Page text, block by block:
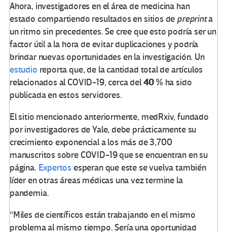
Ahora, investigadores en el área de medicina han
estado compartiendo resultados en sitios de preprinta
un ritmo sin precedentes. Se cree que esto podría ser un
factor útil a la hora de evitar duplicaciones y podría
brindar nuevas oportunidades en la investigación. Un
estudio reporta que, de la cantidad total de artículos
relacionados al COVID-19, cerca del40 % ha sido
publicada en estos servidores.
El sitio mencionado anteriormente, medRxiv, fundado
por investigadores de Yale, debe prácticamente su
crecimiento exponencial a los más de 3,700
manuscritos sobre COVID-19 que se encuentran en su
página. Expertos esperan que este se vuelva también
líder en otras áreas médicas una vez termine la
pandemia.
“Miles de científicos están trabajando en el mismo
problema al mismo tiempo. Sería una oportunidad